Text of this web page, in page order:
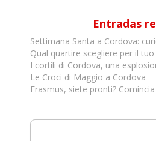
Entradas
Settimana Santa a Cordova:
Qual quartire scegliere per il
I cortili di Cordova, una
Le Croci di Maggio a Cordova
Erasmus, siete pronti?